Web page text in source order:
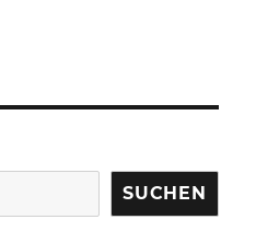
SUCHEN